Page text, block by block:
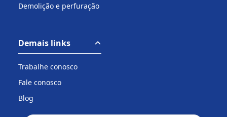
Demolição e perfuração
Demais links
Trabalhe conosco
Fale conosco
Blog